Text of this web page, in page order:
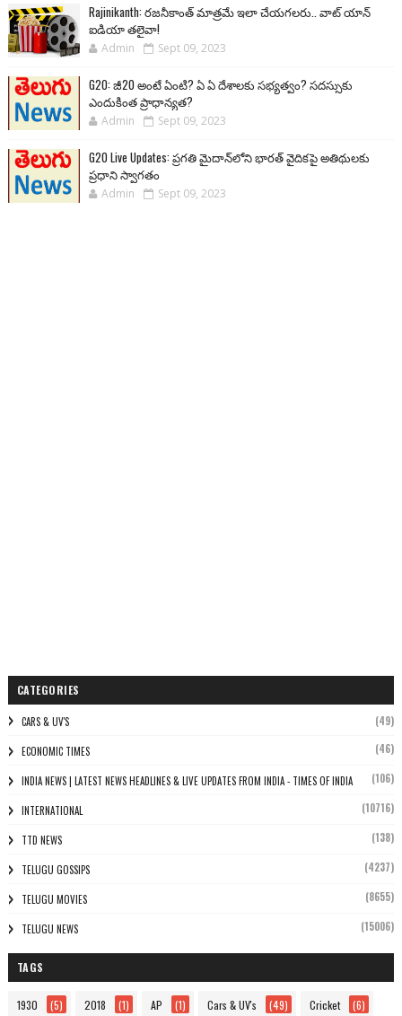
Rajinikanth: రజనీకాంత్ మాత్రమే ఇలా చేయగలరు.. వాట్ యాన్
ఐడియా తలైవా!
Admin Sept 09, 2023
G20: జీ20 అంటే ఏంటి? ఏ ఏ దేశాలకు సభ్యత్వం? సదస్సుకు
ఎందుకింత ప్రాధాన్యత?
Admin Sept 09, 2023
G20 Live Updates: ప్రగతి మైదాన్‌లోని భారత్ వైదికపై అతిథులకు
ప్రధాని స్వాగతం
Admin Sept 09, 2023
CATEGORIES
CARS & UV'S (49)
ECONOMIC TIMES (46)
INDIA NEWS | LATEST NEWS HEADLINES & LIVE UPDATES FROM INDIA - TIMES OF INDIA (106)
INTERNATIONAL (10716)
TTD NEWS (138)
TELUGU GOSSIPS (4237)
TELUGU MOVIES (8655)
TELUGU NEWS (15006)
TAGS
1930 (5) 2018 (1) AP (1) Cars & UV's (49) Cricket (6)